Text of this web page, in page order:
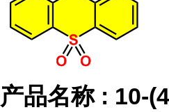
产品名称 : 10-